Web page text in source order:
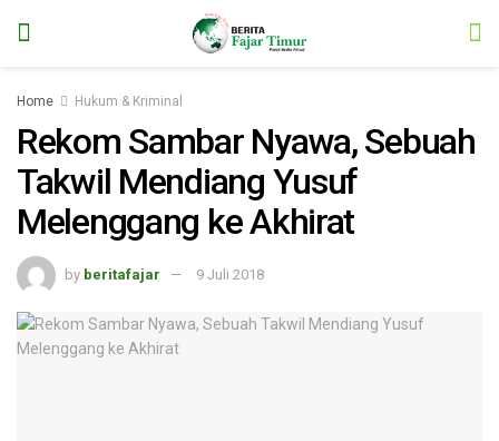
Home Hukum & Kriminal
Rekom Sambar Nyawa, Sebuah
Takwil Mendiang Yusuf
Melenggang ke Akhirat
by beritafajar 9 Juli 2018